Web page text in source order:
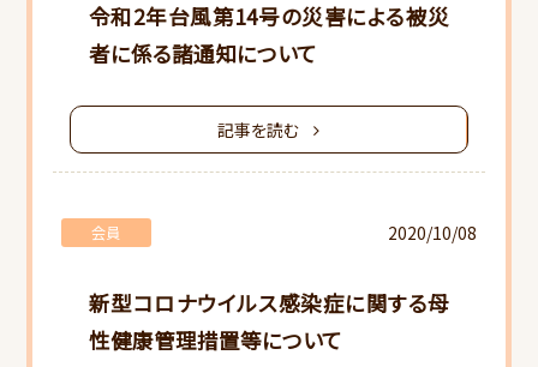
令和2年台風第14号の災害による被災
者に係る諸通知について
記事を読む
新型コロナウイルス感染症に関する母
性健康管理措置等について
会員 2020/10/08
書類ダウンロード